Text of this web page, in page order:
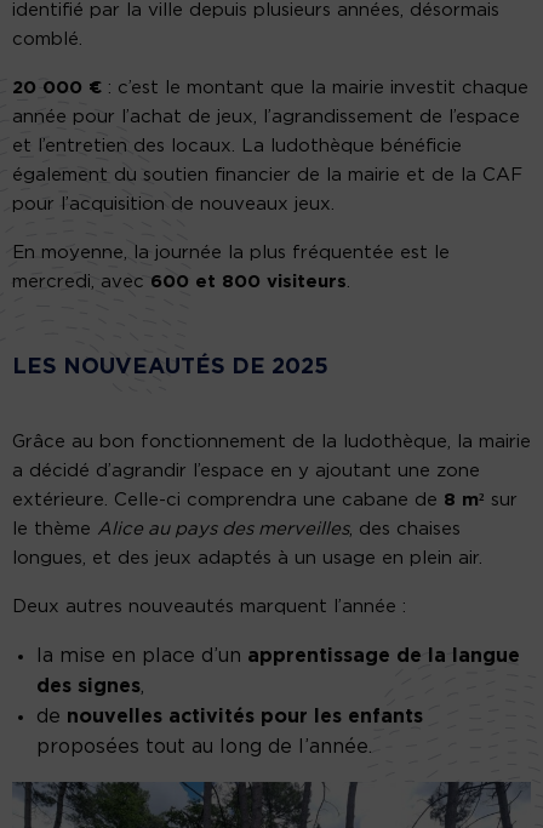
identifié par la ville depuis plusieurs années, désormais
comblé.
20 000 € : c’est le montant que la mairie investit chaque
année pour l’achat de jeux, l’agrandissement de l’espace
et l’entretien des locaux. La ludothèque bénéficie
également du soutien financier de la mairie et de la CAF
pour l’acquisition de nouveaux jeux.
En moyenne, la journée la plus fréquentée est le
mercredi, avec 600 et 800 visiteurs.
LES NOUVEAUTÉS DE 2025
Grâce au bon fonctionnement de la ludothèque, la mairie
a décidé d’agrandir l’espace en y ajoutant une zone
extérieure. Celle-ci comprendra une cabane de 8 m² sur
le thème Alice au pays des merveilles, des chaises
longues, et des jeux adaptés à un usage en plein air.
Deux autres nouveautés marquent l’année :
la mise en place d’un apprentissage de la langue
des signes
de nouvelles activités pour les enfants
proposées tout au long de l’année.